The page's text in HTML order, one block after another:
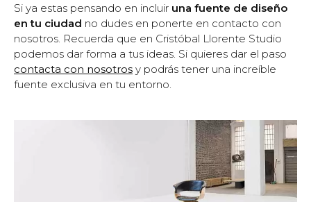
Si ya estas pensando en incluir una fuente de diseño
en tu ciudad no dudes en ponerte en contacto con
nosotros. Recuerda que en Cristóbal Llorente Studio
podemos dar forma a tus ideas. Si quieres dar el paso
contacta con nosotros y podrás tener una increíble
fuente exclusiva en tu entorno.